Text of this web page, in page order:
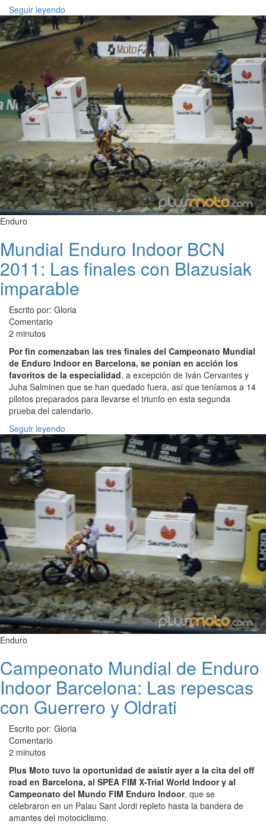
Seguir leyendo
Enduro
Mundial Enduro Indoor BCN
2011: Las finales con Blazusiak
imparable
Escrito por: Gloria
Comentario
2 minutos
Por fin comenzaban las tres finales del Campeonato Mundial
de Enduro Indoor en Barcelona, se ponían en acción los
favoritos de la especialidad, a excepción de Iván Cervantes y
Juha Salminen que se han quedado fuera, así que teníamos a 14
pilotos preparados para llevarse el triunfo en esta segunda
prueba del calendario.
Seguir leyendo
Enduro
Campeonato Mundial de Enduro
Indoor Barcelona: Las repescas
con Guerrero y Oldrati
Escrito por: Gloria
Comentario
2 minutos
Plus Moto tuvo la oportunidad de asistir ayer a la cita del off
road en Barcelona, al SPEA FIM X-Trial World Indoor y al
Campeonato del Mundo FIM Enduro Indoor, que se
celebraron en un Palau Sant Jordi repleto hasta la bandera de
amantes del motociclismo.